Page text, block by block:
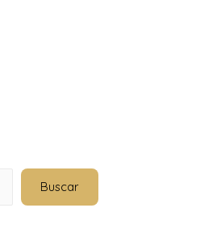
Buscar